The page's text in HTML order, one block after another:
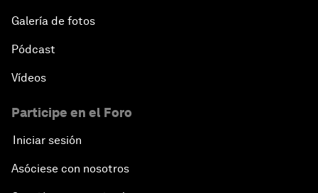
Galería de fotos
Pódcast
Vídeos
Participe en el Foro
Iniciar sesión
Asóciese con nosotros